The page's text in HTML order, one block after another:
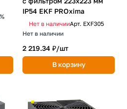
IP54 EKF PROxima
Нет в наличииАрт. EXF305
Нет в наличии
2 219.34 ₽/шт
В корзину